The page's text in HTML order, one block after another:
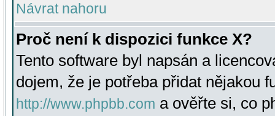
Návrat nahoru
Proč není k dispozici funkce X?
Tento software byl napsán a
dojem, že je potřeba přidat nějakou
http://www.phpbb.com a ověřte si, co